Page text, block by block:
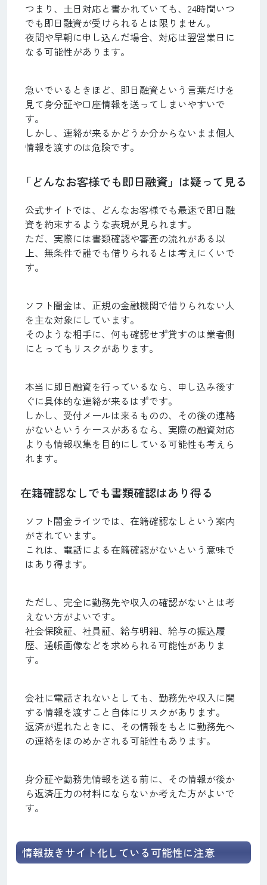
つまり、土日対応と書かれていても、24時間いつ
でも即日融資が受けられるとは限りません。
夜間や早朝に申し込んだ場合、対応は翌営業日に
なる可能性があります。
急いでいるときほど、即日融資という言葉だけを
見て身分証や口座情報を送ってしまいやすいで
す。
しかし、連絡が来るかどうか分からないまま個人
情報を渡すのは危険です。
「どんなお客様でも即日融資」は疑って見る
公式サイトでは、どんなお客様でも最速で即日融
資を約束するような表現が見られます。
ただ、実際には書類確認や審査の流れがある以
上、無条件で誰でも借りられるとは考えにくいで
す。
ソフト闇金は、正規の金融機関で借りられない人
を主な対象にしています。
そのような相手に、何も確認せず貸すのは業者側
にとってもリスクがあります。
本当に即日融資を行っているなら、申し込み後す
ぐに具体的な連絡が来るはずです。
しかし、受付メールは来るものの、その後の連絡
がないというケースがあるなら、実際の融資対応
よりも情報収集を目的にしている可能性も考えら
れます。
在籍確認なしでも書類確認はあり得る
ソフト闇金ライツでは、在籍確認なしという案内
がされています。
これは、電話による在籍確認がないという意味で
はあり得ます。
ただし、完全に勤務先や収入の確認がないとは考
えない方がよいです。
社会保険証、社員証、給与明細、給与の振込履
歴、通帳画像などを求められる可能性がありま
す。
会社に電話されないとしても、勤務先や収入に関
する情報を渡すこと自体にリスクがあります。
返済が遅れたときに、その情報をもとに勤務先へ
の連絡をほのめかされる可能性もあります。
身分証や勤務先情報を送る前に、その情報が後か
ら返済圧力の材料にならないか考えた方がよいで
す。
情報抜きサイト化している可能性に注意